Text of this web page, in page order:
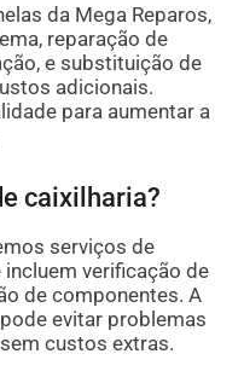
da Mega Reparos,
reparação de
e substituição de
adicionais.
para aumentar a
caixilharia?
serviços de
incluem verificação de
de componentes. A
evitar problemas
custos extras.